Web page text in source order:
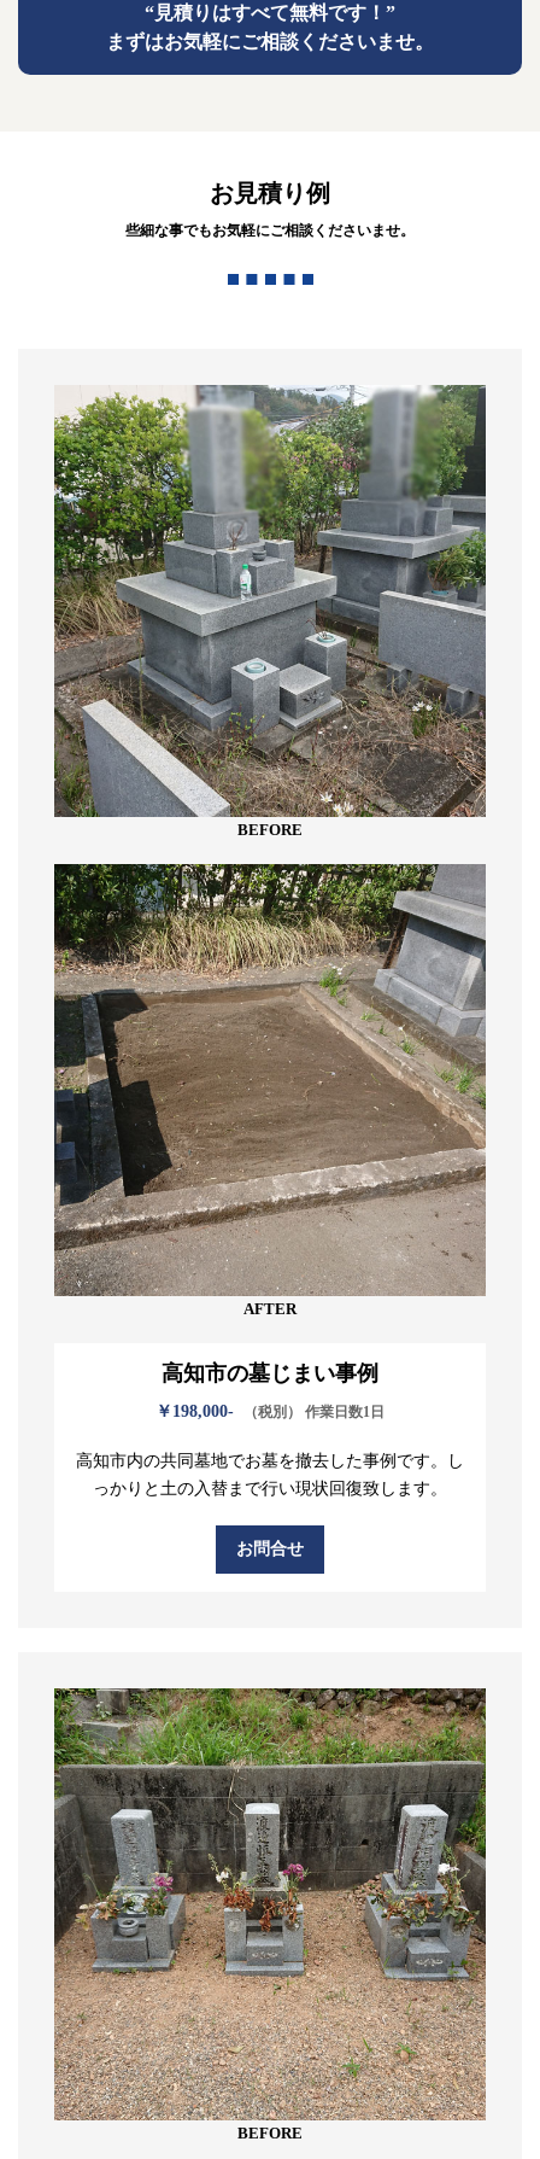
“見積りはすべて無料です！”
まずはお気軽にご相談くださいませ。
お見積り例
些細な事でもお気軽にご相談くださいませ。
BEFORE
AFTER
高知市の墓じまい事例
￥198,000- （税別） 作業日数1日
高知市内の共同墓地でお墓を撤去した事例です。し
っかりと土の入替まで行い現状回復致します。
お問合せ
BEFORE